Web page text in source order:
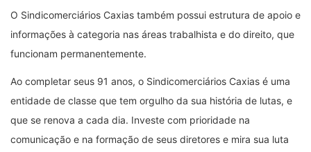
O Sindicomerciários Caxias também possui estrutura de apoio e
informações à categoria nas áreas trabalhista e do direito, que
funcionam permanentemente.
Ao completar seus 91 anos, o Sindicomerciários Caxias é uma
entidade de classe que tem orgulho da sua história de lutas, e
que se renova a cada dia. Investe com prioridade na
comunicação e na formação de seus diretores e mira sua luta